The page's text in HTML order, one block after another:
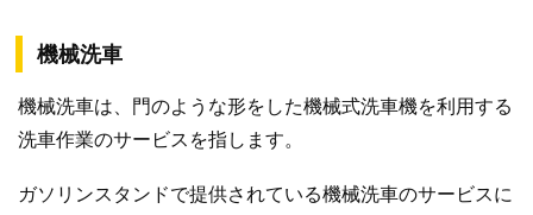
機械洗車
機械洗車は、門のような形をした機械式洗車機を利用する
洗車作業のサービスを指します。
ガソリンスタンドで提供されている機械洗車のサービスに